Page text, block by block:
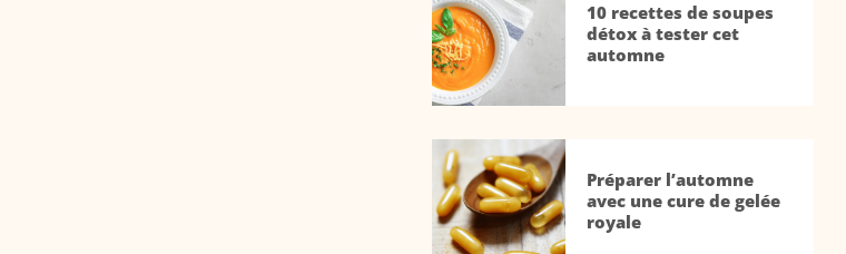
10 recettes de soupes
détox à tester cet
automne
Préparer l’automne
avec une cure de gelée
royale